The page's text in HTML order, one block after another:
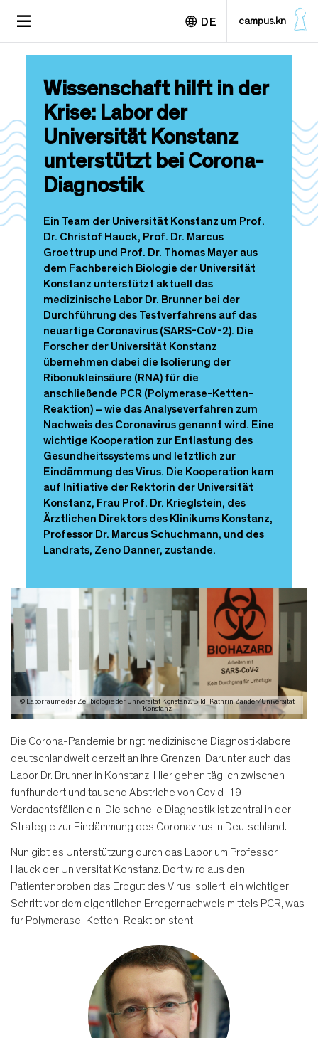
m
n
h
l
t
TOGGLE
DE campus.kn
Wissenschaft hilft in der
Krise: Labor der
Universität Konstanz
unterstützt bei Corona-
Diagnostik
Ein Team der Universität Konstanz um Prof.
Dr. Christof Hauck, Prof. Dr. Marcus
Groettrup und Prof. Dr. Thomas Mayer aus
dem Fachbereich Biologie der Universität
Konstanz unterstützt aktuell das
medizinische Labor Dr. Brunner bei der
Durchführung des Testverfahrens auf das
neuartige Coronavirus (SARS-CoV-2). Die
Forscher der Universität Konstanz
übernehmen dabei die Isolierung der
Ribonukleinsäure (RNA) für die
anschließende PCR (Polymerase-Ketten-
Reaktion) – wie das Analyseverfahren zum
Nachweis des Coronavirus genannt wird. Eine
wichtige Kooperation zur Entlastung des
Gesundheitssystems und letztlich zur
Eindämmung des Virus. Die Kooperation kam
auf Initiative der Rektorin der Universität
Konstanz, Frau Prof. Dr. Krieglstein, des
Ärztlichen Direktors des Klinikums Konstanz,
Professor Dr. Marcus Schuchmann, und des
Landrats, Zeno Danner, zustande.
© Laborräume der Zellbiologie der Universität Konstanz. Bild: Kathrin Zander/Universität
Konstanz
Die Corona-Pandemie bringt medizinische Diagnostiklabore
deutschlandweit derzeit an ihre Grenzen. Darunter auch das
Labor Dr. Brunner in Konstanz. Hier gehen täglich zwischen
fünfhundert und tausend Abstriche von Covid-19-
Verdachtsfällen ein. Die schnelle Diagnostik ist zentral in der
Strategie zur Eindämmung des Coronavirus in Deutschland.
Nun gibt es Unterstützung durch das Labor um Professor
Hauck der Universität Konstanz. Dort wird aus den
Patientenproben das Erbgut des Virus isoliert, ein wichtiger
Schritt vor dem eigentlichen Erregernachweis mittels PCR, was
für Polymerase-Ketten-Reaktion steht.